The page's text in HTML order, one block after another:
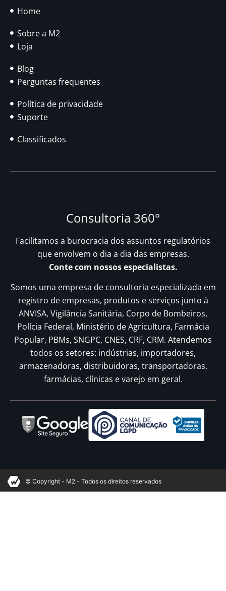
Home
Sobre a M2
Loja
Blog
Perguntas frequentes
Política de privacidade
Suporte
Classificados
Consultoria 360°
Facilitamos a burocracia dos assuntos regulatórios
que envolvem o dia a dia das empresas.
Conte com nossos especialistas.
Somos uma empresa de consultoria especializada em
registro de empresas, produtos e serviços junto à
ANVISA, Vigilância Sanitária, Corpo de Bombeiros,
Polícia Federal, Ministério de Agricultura, Farmácia
Popular, PBMs, SNGPC, CNES, CRF, CRM. Atendemos
todos os setores: indústrias, importadores,
armazenadoras, distribuidoras, transportadoras,
farmácias, clínicas e varejo em geral.
© Copyright - M2 - Todos os direitos reservados